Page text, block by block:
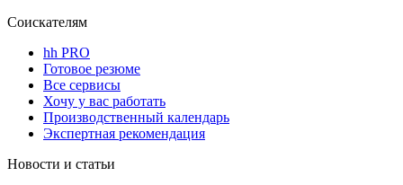
Соискателям
hh PRO
Готовое резюме
Все сервисы
Хочу у вас работать
Производственный календарь
Экспертная рекомендация
Новости и статьи